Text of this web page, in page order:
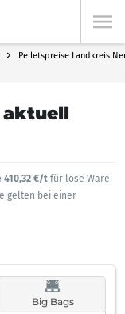
Pelletspreise Landkreis
aktuell
410,32 €/t für lose Ware
gelten bei einer
Big Bags